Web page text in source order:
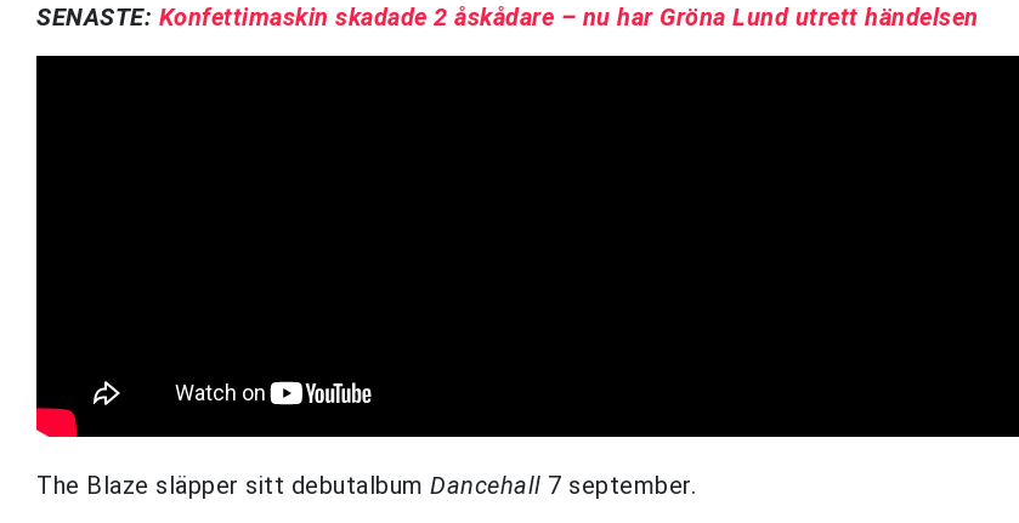
SENASTE: Konfettimaskin skadade 2 åskådare – nu har Gröna Lund utrett händelsen
The Blaze släpper sitt debutalbum Dancehall 7 september.